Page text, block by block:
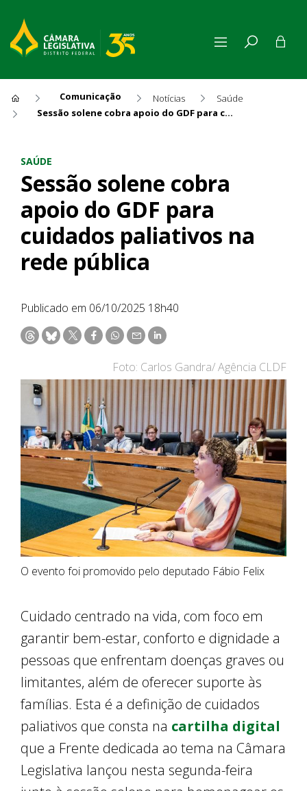
Comunicação Notícias
Saúde
Sessão solene cobra apoio do GDF para cuidados paliativos na rede pública
SAÚDE
Sessão solene cobra
apoio do GDF para
cuidados paliativos na
rede pública
Publicado em 06/10/2025 18h40
Foto: Carlos Gandra/ Agência CLDF
O evento foi promovido pelo deputado Fábio Felix
Cuidado centrado na vida, com foco em
garantir bem-estar, conforto e dignidade a
pessoas que enfrentam doenças graves ou
limitantes, além de oferecer suporte às
famílias. Esta é a definição de cuidados
paliativos que consta na cartilha digital
que a Frente dedicada ao tema na Câmara
Legislativa lançou nesta segunda-feira